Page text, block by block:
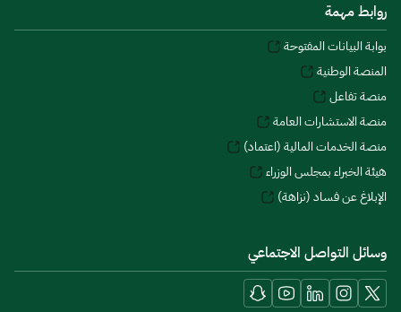
روابط مهمة
بوابة البيانات المفتوحة
المنصة الوطنية
منصة تفاعل
منصة الاستشارات العامة
منصة الخدمات المالية (اعتماد)
هيئة الخبراء بمجلس الوزراء
الإبلاغ عن فساد (نزاهة)
وسائل التواصل الاجتماعي